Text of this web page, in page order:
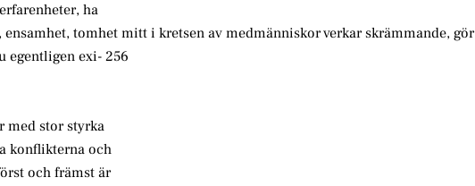
ha
tomhet mitt i kretsen av medmänniskor verkar skrämmande, gör
egentligen exi- 256
med stor styrka
konflikterna och
och främst är